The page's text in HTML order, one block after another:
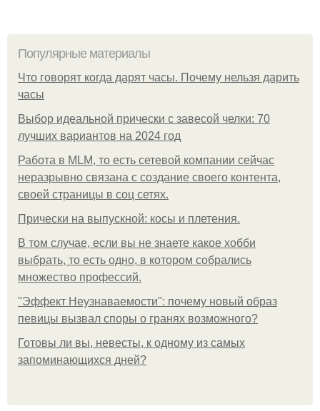
Популярные материалы
Что говорят когда дарят часы. Почему нельзя дарить
часы
Выбор идеальной прически с завесой челки: 70
лучших вариантов на 2024 год
Работа в MLM, то есть сетевой компании сейчас
неразрывно связана с создание своего контента,
своей страницы в соц сетях.
Прически на выпускной: косы и плетения.
В том случае, если вы не знаете какое хобби
выбрать, то есть одно, в котором собрались
множество профессий.
"Эффект Неузнаваемости": почему новый образ
певицы вызвал споры о гранях возможного?
Готовы ли вы, невесты, к одному из самых
запоминающихся дней?